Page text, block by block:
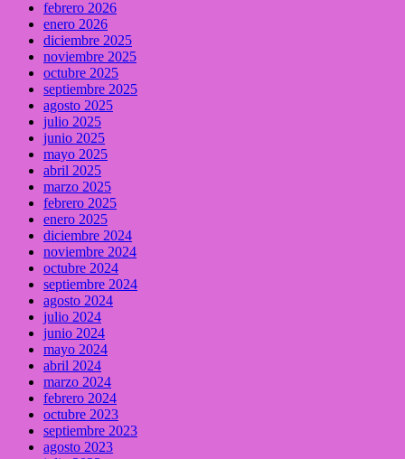
febrero 2026
enero 2026
diciembre 2025
noviembre 2025
octubre 2025
septiembre 2025
agosto 2025
julio 2025
junio 2025
mayo 2025
abril 2025
marzo 2025
febrero 2025
enero 2025
diciembre 2024
noviembre 2024
octubre 2024
septiembre 2024
agosto 2024
julio 2024
junio 2024
mayo 2024
abril 2024
marzo 2024
febrero 2024
octubre 2023
septiembre 2023
agosto 2023